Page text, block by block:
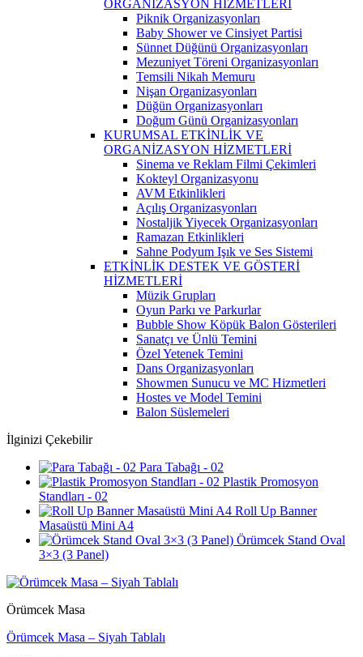
ORGANİZASYON HİZMETLERİ
Piknik Organizasyonları
Baby Shower ve Cinsiyet Partisi
Sünnet Düğünü Organizasyonları
Mezuniyet Töreni Organizasyonları
Temsili Nikah Memuru
Nişan Organizasyonları
Düğün Organizasyonları
Doğum Günü Organizasyonları
KURUMSAL ETKİNLİK VE
ORGANİZASYON HİZMETLERİ
Sinema ve Reklam Filmi Çekimleri
Kokteyl Organizasyonu
AVM Etkinlikleri
Açılış Organizasyonları
Nostaljik Yiyecek Organizasyonları
Ramazan Etkinlikleri
Sahne Podyum Işık ve Ses Sistemi
ETKİNLİK DESTEK VE GÖSTERİ
HİZMETLERİ
Müzik Grupları
Oyun Parkı ve Parkurlar
Bubble Show Köpük Balon Gösterileri
Sanatçı ve Ünlü Temini
Özel Yetenek Temini
Dans Organizasyonları
Showmen Sunucu ve MC Hizmetleri
Hostes ve Model Temini
Balon Süslemeleri
İlginizi Çekebilir
Para Tabağı - 02
Plastik Promosyon
Standları - 02
Roll Up Banner
Masaüstü Mini A4
Örümcek Stand Oval
3×3 (3 Panel)
Örümcek Masa
Örümcek Masa – Siyah Tablalı